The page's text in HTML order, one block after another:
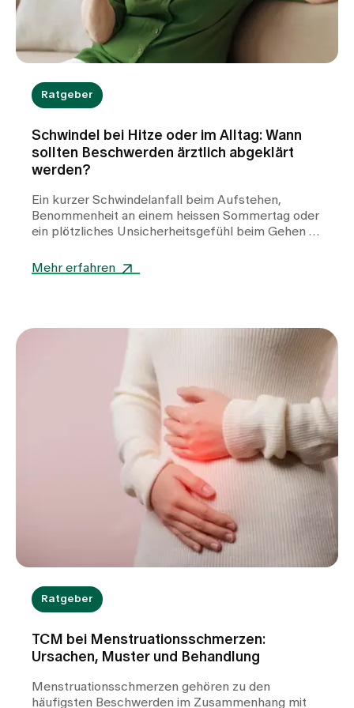
Ratgeber
Schwindel bei Hitze oder im Alltag: Wann
sollten Beschwerden ärztlich abgeklärt
werden?
Ein kurzer Schwindelanfall beim Aufstehen,
Benommenheit an einem heissen Sommertag oder
ein plötzliches Unsicherheitsgefühl beim Gehen –
Betroffene häufig verunsichern. Während Hitze
Ursachen dahinterstecken. Erfahren Sie, wann
Schwindel harmlos ist, welche Warnzeichen Sie
ernst nehmen sollten und wie wir Sie bei der
Abklärung unterstützen.
Mehr erfahren
Ratgeber
TCM bei Menstruationsschmerzen:
Ursachen, Muster und Behandlung
Menstruationsschmerzen gehören zu den
häufigsten Beschwerden im Zusammenhang mit